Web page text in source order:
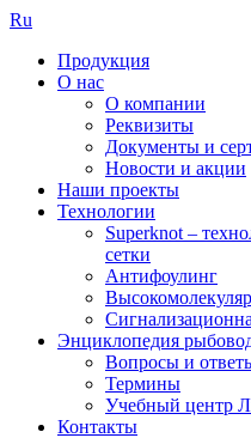
Ru
Продукция
О нас
О компании
Реквизиты
Документы и
Новости и акции
Наши проекты
Технологии
Superknot –
сетки
Антифоулинг
Энциклопедия
Вопросы и
Термины
Учебный центр
Контакты